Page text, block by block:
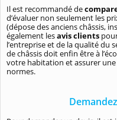
Il est recommandé de
d’évaluer non seulement les
(dépose des anciens châssis,
également lesavis clients
l’entreprise et de la qualité du
de châssis doit enfin être à
votre habitation et assurer
normes.